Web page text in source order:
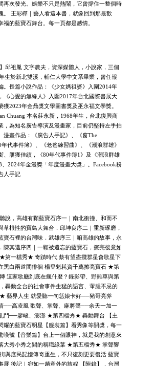
再次發光。娛樂不只是熱鬧，它曾撐住一整個時
。 王彩樺｜藝人看這本書，就像回到那最歡
福的藍寶石舞台。每一頁都是感情。
邱祖胤 文字農夫，資深媒體人，小說家，三個
生於新北雙溪，輔仁大學中文系畢業，曾任報
。長篇小說作品：《少女媽祖婆》入圍2014年
《心愛的無緣人》入圍2017年台北國際書展大
獲2023年金鼎獎文學圖書獎及巫永福文學獎。
Chuang 本名莊永新，1968年生，台北復興商
，為知名廣告導演及漫畫家，目前仍堅持左手拍
漫畫作品：《廣告人手記》、《窗The
代事件簿》、《老爸練習曲》、《潮浪群雄》
、屢獲佳績，《80年代事件簿1》及《潮浪群雄
2024年金漫獎「年度漫畫大獎」。Facebook粉
人手記
說，高雄有顆藍寶石序一｜南北衝撞、和而不
草根性的寶島大舞台．邱坤良序二｜重新琢磨，
寶石裡的台灣味．武雄序三｜咱高雄的故事，永
陳其邁序四｜一顆被遺忘的藍寶石，擦亮後竟如
第一檔秀★ 奇蹟時代 蔡有望盡攬群星會歌星下
黑白兩道間徘徊 楊登魁耗資千萬擦亮寶石 ★第
這家歌廳到底在瘋什麼？錄影帶、野雞車與第
轟動全台的社會事件生猛的語言、葷腥不忌的
藝界人生 就愛聽一句恁娘卡好──豬哥亮斧
──高凌風 歌聲、掌聲、麻將聲──余天一加一
鬥──廖峻、澎澎 ★第四檔秀★ 轟動舞台 【主
耀的藍寶石明星【服裝篇】看秀像等開獎，每一
嘆號【音樂篇】台上一個眼神，就是我的創意來
大秀小秀之間的稱職綠葉 ★第五檔秀★ 掌聲響
與庶民記憶傳奇重生，不只復刻更要復活 藍寶
展 後記｜宛如一趟意外的旅程 【附錄】．台灣